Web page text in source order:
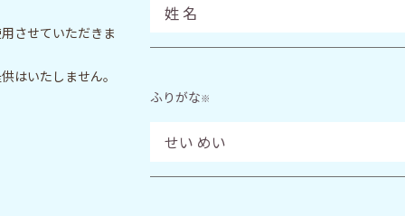
させていただきま
はいたしません。
ふりがな※